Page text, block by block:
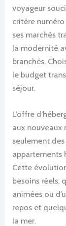
voyageur
critère
ses marchés
la modernité
branchés.
le budget
séjour.
L’offre
aux nouveaux
seulement
appartements
Cette
besoins réels,
animées ou
repos et
la mer.